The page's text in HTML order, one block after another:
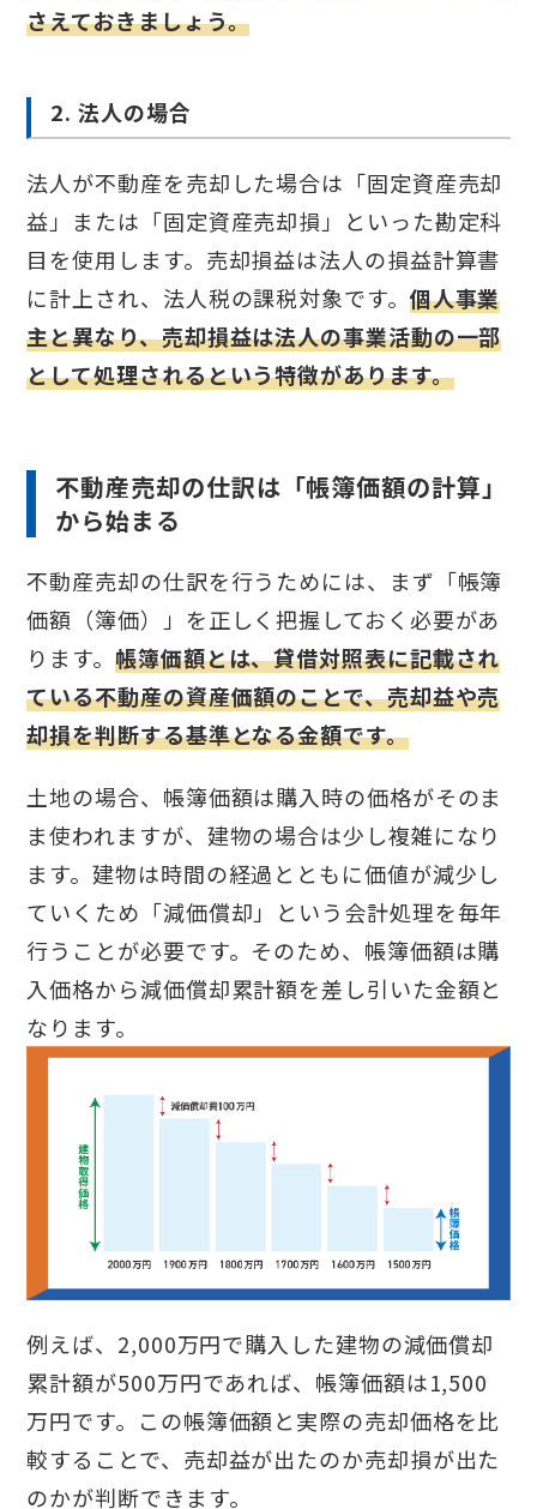
さえておきましょう。
2. 法人の場合​
法人が不動産を売却した場合は「固定資産売却
益」または「固定資産売却損」といった勘定科
目を使用します。売却損益は法人の損益計算書
に計上され、法人税の課税対象です。 個人事業
主と異なり、売却損益は法人の事業活動の一部
として処理されるという特徴があります。
不動産売却の仕訳は「帳簿価額の計算」
から始まる
不動産売却の仕訳を行うためには、まず「帳簿
価額（簿価）」を正しく把握しておく必要があ
ります。帳簿価額とは、貸借対照表に記載され
ている不動産の資産価額のことで、売却益や売
却損を判断する基準となる金額です。
土地の場合、帳簿価額は購入時の価格がそのま
ま使われますが、建物の場合は少し複雑になり
ます。建物は時間の経過とともに価値が減少し
ていくため「減価償却」という会計処理を毎年
行うことが必要です。そのため、帳簿価額は購
入価格から減価償却累計額を差し引いた金額と
なります。
例えば、2,000万円で購入した建物の減価償却
累計額が500万円であれば、帳簿価額は1,500
万円です。この帳簿価額と実際の売却価格を比
較することで、売却益が出たのか売却損が出た
のかが判断できます。